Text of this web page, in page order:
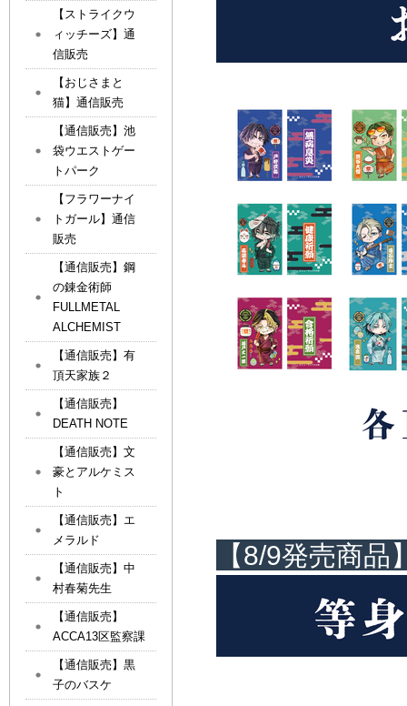
【8/9発売商品
【ストライクウ
ィッチーズ】通
信販売
【おじさまと
猫】通信販売
【通信販売】池
袋ウエストゲー
トパーク
【フラワーナイ
トガール】通信
販売
【通信販売】鋼
の錬金術師
FULLMETAL
ALCHEMIST
【通信販売】有
頂天家族２
【通信販売】
DEATH NOTE
【通信販売】文
豪とアルケミス
ト
【通信販売】エ
メラルド
【通信販売】中
村春菊先生
【通信販売】
ACCA13区監察課
【通信販売】黒
子のバスケ